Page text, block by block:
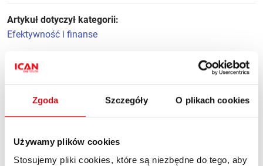
Zgoda Szczegóły O plikach cookies
Używamy plików cookies
Stosujemy pliki cookies, które są niezbędne do tego, aby
Artykuł dotyczył kategorii:
Efektywność i finanse
Polecane artykuły
Inwestycyjne oblicze turystyki